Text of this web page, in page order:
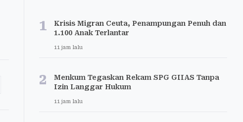
1
Krisis Migran Ceuta, Penampungan Penuh dan
1.100 Anak Terlantar
11 jam lalu
2
Menkum Tegaskan Rekam SPG GIIAS Tanpa
Izin Langgar Hukum
11 jam lalu